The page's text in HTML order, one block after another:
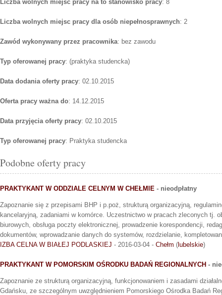
Liczba wolnych miejsc pracy na to stanowisko pracy: 8
Liczba wolnych miejsc pracy dla osób niepełnosprawnych: 2
Zawód wykonywany przez pracownika: bez zawodu
Typ oferowanej pracy: (praktyka studencka)
Data dodania oferty pracy: 02.10.2015
Oferta pracy ważna do: 14.12.2015
Data przyjęcia oferty pracy: 02.10.2015
Typ oferowanej pracy: Praktyka studencka
Podobne oferty pracy
PRAKTYKANT W ODDZIALE CELNYM W CHEŁMIE - nieodpłatny
Zapoznanie się z przepisami BHP i p.poż, strukturą organizacyjną,
kancelaryjną, zadaniami w komórce. Uczestnictwo w pracach zleconych tj.
biurowych, obsługa poczty elektronicznej, prowadzenie korespondencji,
dokumentów, wprowadzanie danych do systemów, rozdzielanie,
IZBA CELNA W BIAŁEJ PODLASKIEJ - 2016-03-04 - Chełm (lubelskie)
PRAKTYKANT W POMORSKIM OŚRODKU BADAŃ REGIONALNYCH -
Zapoznanie ze strukturą organizacyjną, funkcjonowaniem i zasadami
Gdańsku, ze szczególnym uwzględnieniem Pomorskiego Ośrodka Badań